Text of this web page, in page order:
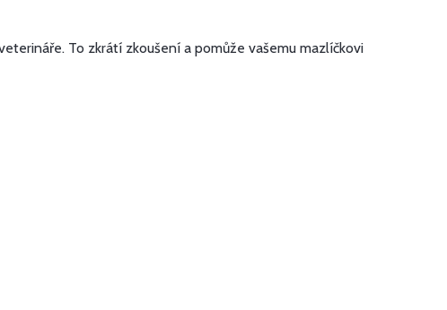
To zkrátí zkoušení a pomůže vašemu mazlíčkovi